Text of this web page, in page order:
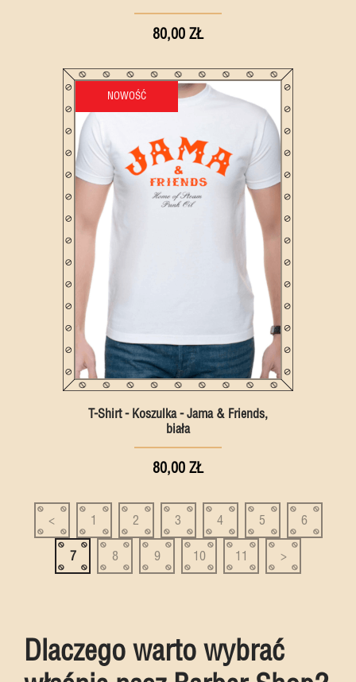
80,00 ZŁ
NOWOŚĆ
T-Shirt - Koszulka - Jama & Friends,
biała
80,00 ZŁ
< 1 2 3 4 5 6
7 8 9 10 11 >
Dlaczego warto wybrać